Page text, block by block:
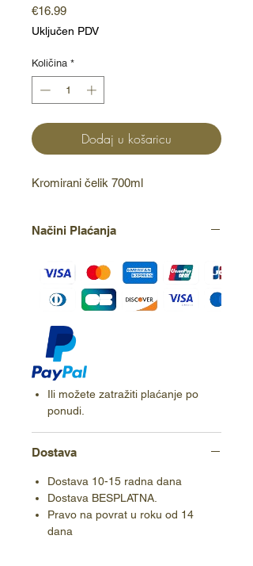
€16.99Cijena
Uključen PDV
Količina *
Dodaj u košaricu
Kromirani čelik 700ml
Načini Plaćanja
Ili možete zatražiti plaćanje po
ponudi.
Dostava
Dostava 10-15 radna dana
Dostava BESPLATNA.
Pravo na povrat u roku od 14
dana